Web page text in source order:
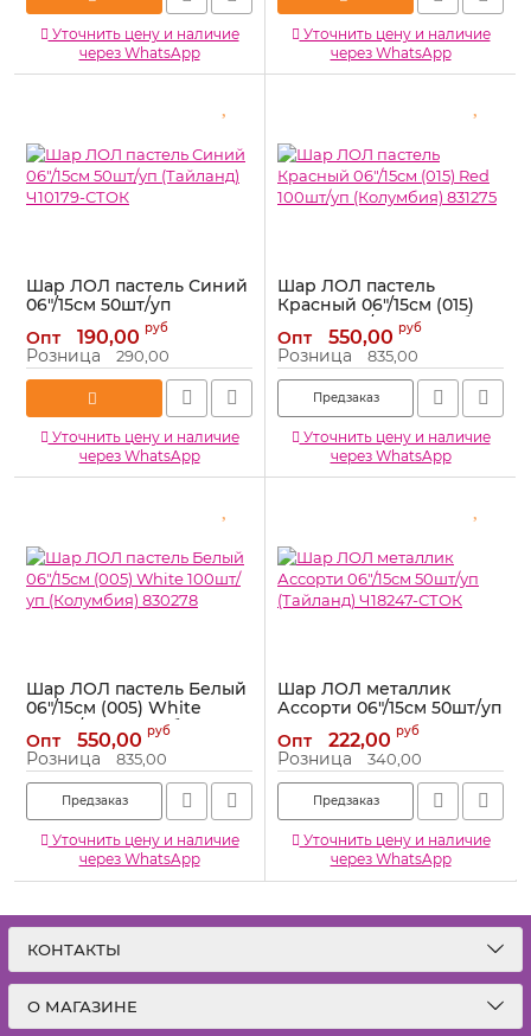
Уточнить цену и наличие
через WhatsApp
Уточнить цену и наличие
через WhatsApp
Шар ЛОЛ пастель Синий
06"/15см 50шт/уп
(Тайланд) Ч10179-СТОК
Артикул: Ч10179-СТОК
Опт 190,00 руб
Розница 290,00
Уточнить цену и наличие
через WhatsApp
Шар ЛОЛ пастель
Красный 06"/15см (015)
Red 100шт/уп (Колумбия)
831275
Артикул: 831275
Опт 550,00 руб
Розница 835,00
Предзаказ
Уточнить цену и наличие
через WhatsApp
Шар ЛОЛ пастель Белый
06"/15см (005) White
100шт/уп (Колумбия)
830278
Артикул: 830278
Опт 550,00 руб
Розница 835,00
Предзаказ
Уточнить цену и наличие
через WhatsApp
Шар ЛОЛ металлик
Ассорти 06"/15см 50шт/уп
(Тайланд) Ч18247-СТОК
Артикул: Ч18247-СТОК
Опт 222,00 руб
Розница 340,00
Предзаказ
Уточнить цену и наличие
через WhatsApp
КОНТАКТЫ
О МАГАЗИНЕ